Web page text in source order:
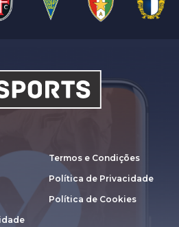
Termos e Condições
Política de Privacidade
Política de Cookies